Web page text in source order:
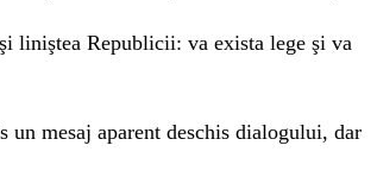
liniştea Republicii: va exista lege şi va
mesaj aparent deschis dialogului, dar